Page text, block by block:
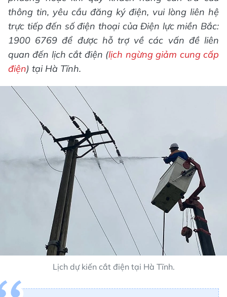
thông tin, yêu cầu đăng ký điện, vui lòng liên hệ
trực tiếp đến số điện thoại của Điện lực miền Bắc:
1900 6769 để được hỗ trợ về các vấn đề liên
quan đến lịch cắt điện (lịch ngừng giảm cung cấp
điện) tại Hà Tĩnh.
Lịch dự kiến cắt điện tại Hà Tĩnh.